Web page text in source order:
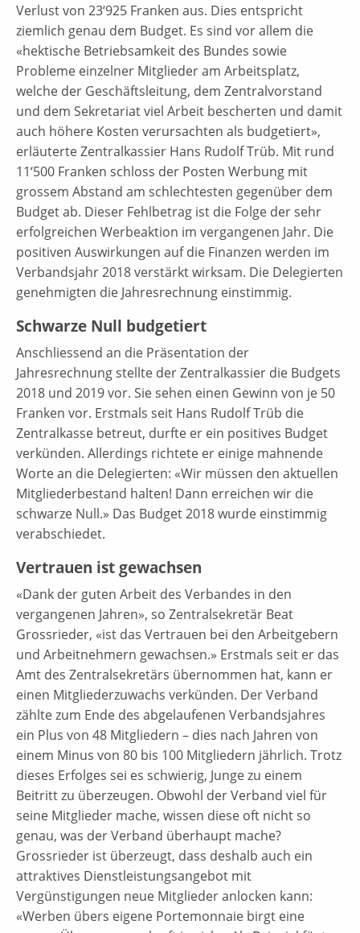
Verlust von 23‘925 Franken aus. Dies entspricht
ziemlich genau dem Budget. Es sind vor allem die
«hektische Betriebsamkeit des Bundes sowie
Probleme einzelner Mitglieder am Arbeitsplatz,
welche der Geschäftsleitung, dem Zentralvorstand
und dem Sekretariat viel Arbeit bescherten und damit
auch höhere Kosten verursachten als budgetiert»,
erläuterte Zentralkassier Hans Rudolf Trüb. Mit rund
11‘500 Franken schloss der Posten Werbung mit
grossem Abstand am schlechtesten gegenüber dem
Budget ab. Dieser Fehlbetrag ist die Folge der sehr
erfolgreichen Werbeaktion im vergangenen Jahr. Die
positiven Auswirkungen auf die Finanzen werden im
Verbandsjahr 2018 verstärkt wirksam. Die Delegierten
genehmigten die Jahresrechnung einstimmig.
Schwarze Null budgetiert
Anschliessend an die Präsentation der
Jahresrechnung stellte der Zentralkassier die Budgets
2018 und 2019 vor. Sie sehen einen Gewinn von je 50
Franken vor. Erstmals seit Hans Rudolf Trüb die
Zentralkasse betreut, durfte er ein positives Budget
verkünden. Allerdings richtete er einige mahnende
Worte an die Delegierten: «Wir müssen den aktuellen
Mitgliederbestand halten! Dann erreichen wir die
schwarze Null.» Das Budget 2018 wurde einstimmig
verabschiedet.
Vertrauen ist gewachsen
«Dank der guten Arbeit des Verbandes in den
vergangenen Jahren», so Zentralsekretär Beat
Grossrieder, «ist das Vertrauen bei den Arbeitgebern
und Arbeitnehmern gewachsen.» Erstmals seit er das
Amt des Zentralsekretärs übernommen hat, kann er
einen Mitgliederzuwachs verkünden. Der Verband
zählte zum Ende des abgelaufenen Verbandsjahres
ein Plus von 48 Mitgliedern – dies nach Jahren von
einem Minus von 80 bis 100 Mitgliedern jährlich. Trotz
dieses Erfolges sei es schwierig, Junge zu einem
Beitritt zu überzeugen. Obwohl der Verband viel für
seine Mitglieder mache, wissen diese oft nicht so
genau, was der Verband überhaupt mache?
Grossrieder ist überzeugt, dass deshalb auch ein
attraktives Dienstleistungsangebot mit
Vergünstigungen neue Mitglieder anlocken kann:
«Werben übers eigene Portemonnaie birgt eine